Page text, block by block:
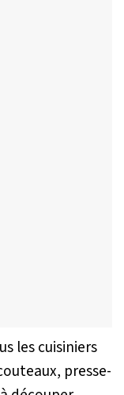
les cuisiniers
presse-